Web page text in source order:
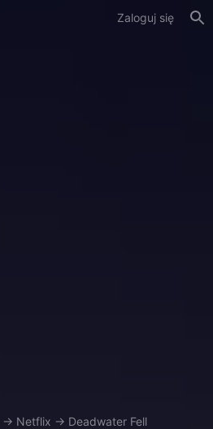
Zaloguj się
→ Netflix → Deadwater Fell